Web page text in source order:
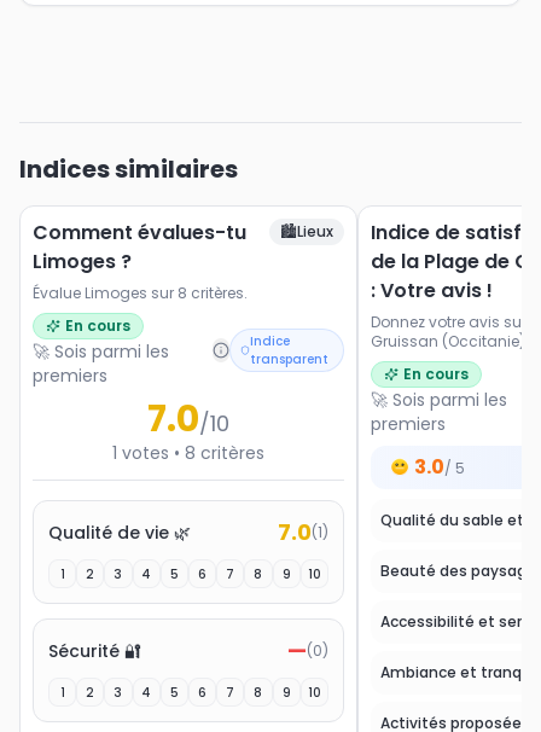
Indices similaires
Comment évalues-tu
Limoges ?
🏙️Lieux
Évalue Limoges sur 8 critères.
En cours
🚀 Sois parmi les
premiers
Indice
transparent
7.0/10
1 votes • 8 critères
Qualité de vie 🌿 7.0(1)
1 2 3 4 5 6 7 8 9 10
Sécurité 🔐 —(0)
1 2 3 4 5 6 7 8 9 10
Indice de
de la Plage de
: Votre avis !
Donnez votre avis sur
Gruissan (Occitanie).
les paysages,
et les activités
En cours
🚀 Sois parmi les
premiers
3.0/ 5
Beauté des
Accessibilité et
Ambiance et